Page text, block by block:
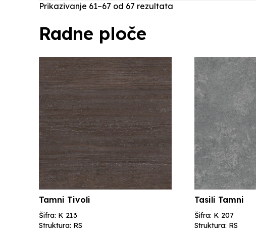
Prikazivanje 61–67 od 67 rezultata
Radne ploče
Tamni Tivoli
Šifra: K 213
Struktura: RS
Tasili Tamni
Šifra: K 207
Struktura: RS